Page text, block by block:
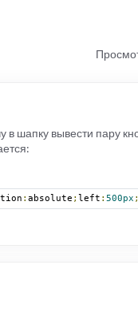
в шапку вывести пару
: absolute ; left : 500px ;